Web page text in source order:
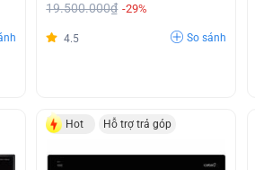
19.500.000₫ -29%
4.5 So sánh
Hot Hỗ trợ trả góp